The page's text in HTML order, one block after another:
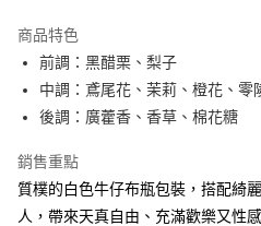
合作金庫商業銀行
華南商業銀行
上海商業儲蓄銀行
國泰世華商業銀行
匯豐（台灣）商業銀行
聯邦商業銀行
元大商業銀行
超商取貨付款
LINE Pay
悠遊付
全盈+PAY
商品特色
前調：黑醋栗、梨子
中調：鳶尾花、茉莉、橙花、零
後調：廣藿香、香草、棉花糖
銷售重點
質樸的白色牛仔布瓶包裝，搭配綺
人，帶來天真自由、充滿歡樂又性